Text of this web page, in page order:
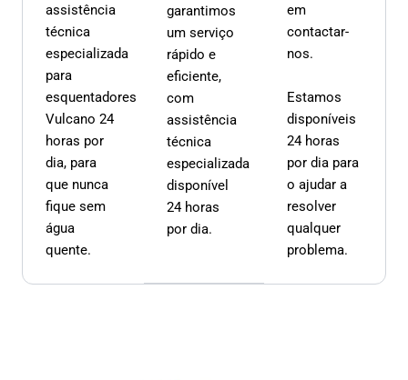
assistência
técnica
especializada
para
esquentadores
Vulcano 24
horas por
dia, para
que nunca
fique sem
água
quente.
garantimos
um serviço
rápido e
eficiente,
com
assistência
técnica
especializada
disponível
24 horas
por dia.
em
contactar-
nos.
Estamos
disponíveis
24 horas
por dia para
o ajudar a
resolver
qualquer
problema.